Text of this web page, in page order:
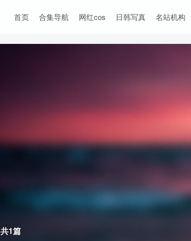
首页 合集导航 网红cos 日韩写真 名站机构
共1篇